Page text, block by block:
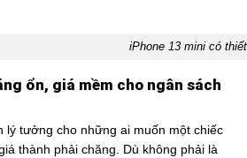
iPhone 13 mini có
ổn, giá mềm cho ngân sách
lý tưởng cho những ai muốn một chiếc
thành phải chăng. Dù không phải là